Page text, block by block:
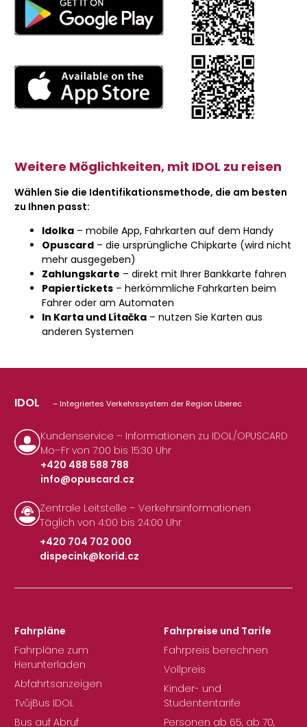
Weitere Möglichkeiten, mit IDOL zu reisen
Wählen Sie die Identifikationsmethode, die am besten
zu Ihnen passt:
Idolka – mobile App, Fahrkarten auf dem Handy
Opuscard – die ursprüngliche Chipkarte (wird nicht
mehr ausgegeben)
Zahlungskarte – direkt mit Ihrer Bankkarte fahren
Papiertickets – herkömmliche Fahrkarten beim
Fahrer oder am Automaten
In Karta und Lítačka – nutzen Sie Karten aus
anderen Systemen
IDOL – Integriertes Verkehrssystem der Region Liberec
Kundenservice – Informationen zu IDOL/OPUSCARD
Mo–Fr von 7:00 bis 15:30 Uhr
+420 488 588 788
|
info@opuscard.cz
Zentrale Leitstelle – Verkehrsinformationen
Täglich von 4:00 bis 24:00 Uhr
+420 704 702 000
|
dispecink@korid.cz
Fahrpläne
Fahrpläne zum
Herunterladen
Abfahrtsanzeigen
TvůjBus IDOL
Bus auf Abruf
Fahrpreise und Tarife
Fahrpreis berechnen
Vollpreis
Kinder- und
Studententarife
Personen ab 65, ab 70,